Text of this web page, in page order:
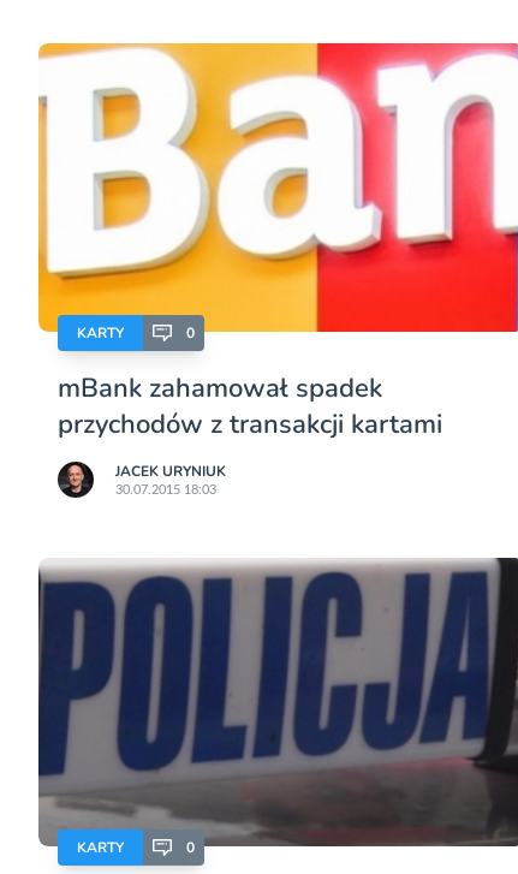
KARTY 0
mBank zahamował spadek
przychodów z transakcji kartami
JACEK URYNIUK
30.07.2015 18:03
KARTY 0